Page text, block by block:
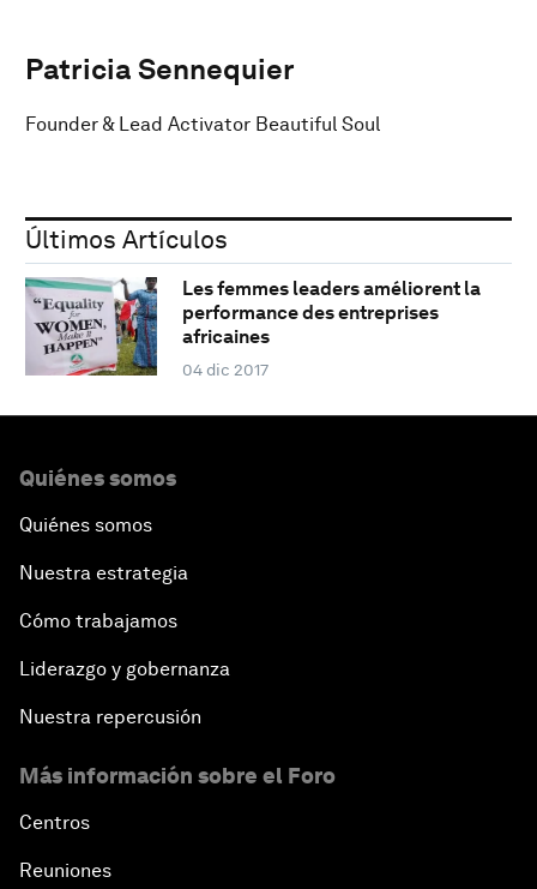
Patricia Sennequier
Founder & Lead Activator Beautiful Soul
Últimos Artículos
Les femmes leaders améliorent la
performance des entreprises
africaines
04 dic 2017
Quiénes somos
Quiénes somos
Nuestra estrategia
Cómo trabajamos
Liderazgo y gobernanza
Nuestra repercusión
Más información sobre el Foro
Centros
Reuniones